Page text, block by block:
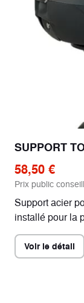
SUPPORT
58,50 €
Prix public
Support acier
installé pour la
Voir le détail